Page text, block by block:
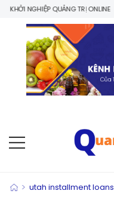
NGHIỆP QUẢNG TRỊ ONLINE
> utah installment loans